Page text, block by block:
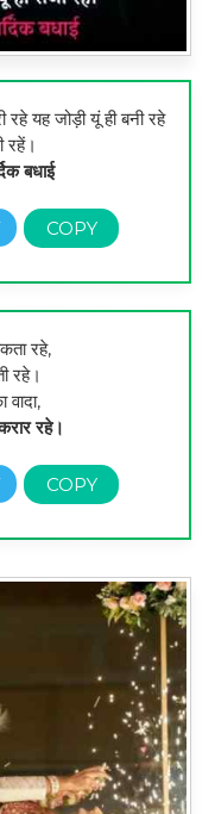
रहे यह जोड़ी यूं ही बनी रहे
रहें।
बधाई
रहे,
रहे।
रहे।